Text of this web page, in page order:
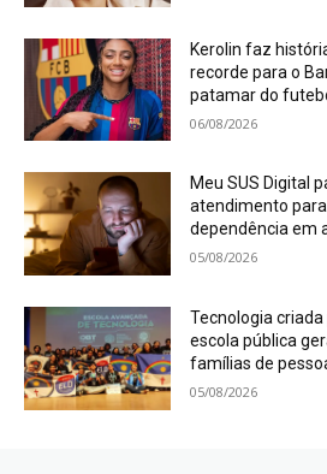
Kerolin faz
recorde para o
patamar do
06/08/2026
Meu SUS Digital
atendimento
dependência em
05/08/2026
Tecnologia
escola pública
famílias de
05/08/2026